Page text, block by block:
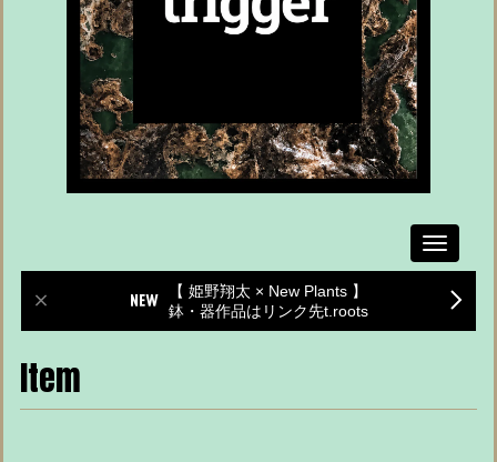
Toggle
【 姫野翔太 × New Plants 】
鉢・器作品はリンク先t.roots
Item